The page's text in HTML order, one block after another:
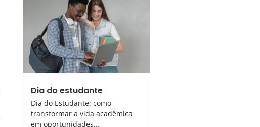
Dia do estudante
Dia do Estudante: como
transformar a vida acadêmica
em oportunidades...